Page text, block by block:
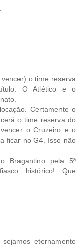
o time reserva
O Atlético e o
Certamente o
o time reserva do
o Cruzeiro e o
ficar no G4. Isso não
Bragantino pela 5ª
histórico! Que
eternamente